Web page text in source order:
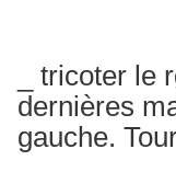
_ tricoter le
dernières
gauche.